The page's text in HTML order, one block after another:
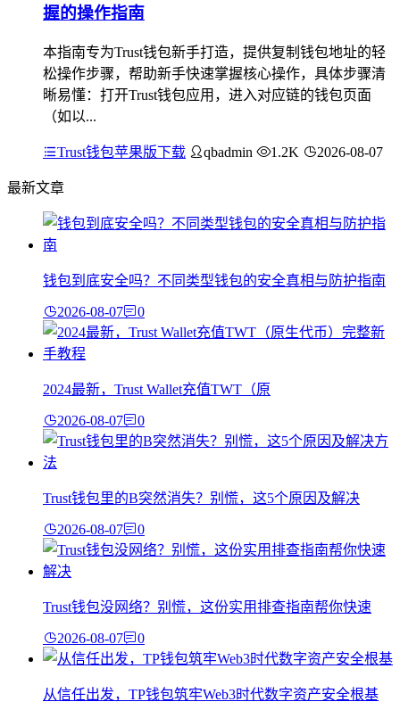
握的操作指南
本指南专为Trust钱包新手打造，提供复制钱包地址的轻
松操作步骤，帮助新手快速掌握核心操作，具体步骤清
晰易懂：打开Trust钱包应用，进入对应链的钱包页面
（如以...
Trust钱包苹果版下载 qbadmin 1.2K 2026-08-07
最新文章
钱包到底安全吗？不同类型钱包的安全真相与防护指南
2026-08-07 0
2024最新，Trust Wallet充值TWT（原
2026-08-07 0
Trust钱包里的B突然消失？别慌，这5个原因及解决
2026-08-07 0
Trust钱包没网络？别慌，这份实用排查指南帮你快速
2026-08-07 0
从信任出发，TP钱包筑牢Web3时代数字资产安全根基